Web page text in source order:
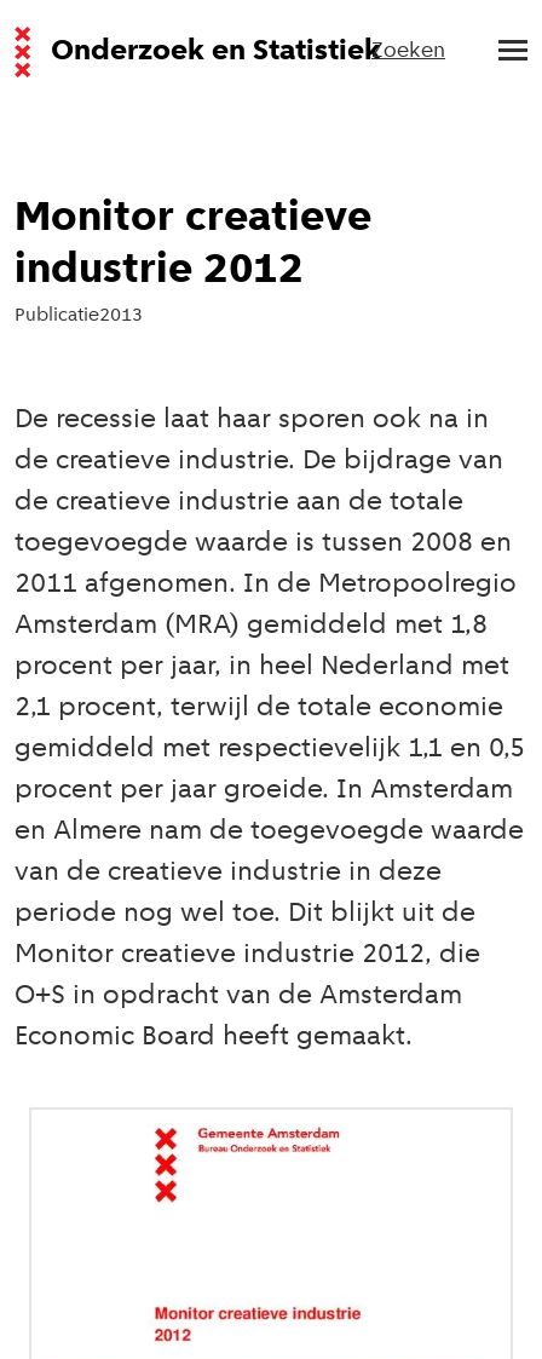
Onderzoek en StatistiekZoeken
Monitor creatieve
industrie 2012
Publicatie2013
De recessie laat haar sporen ook na in
de creatieve industrie. De bijdrage van
de creatieve industrie aan de totale
toegevoegde waarde is tussen 2008 en
2011 afgenomen. In de Metropoolregio
Amsterdam (MRA) gemiddeld met 1,8
procent per jaar, in heel Nederland met
2,1 procent, terwijl de totale economie
gemiddeld met respectievelijk 1,1 en 0,5
procent per jaar groeide. In Amsterdam
en Almere nam de toegevoegde waarde
van de creatieve industrie in deze
periode nog wel toe. Dit blijkt uit de
Monitor creatieve industrie 2012, die
O+S in opdracht van de Amsterdam
Economic Board heeft gemaakt.